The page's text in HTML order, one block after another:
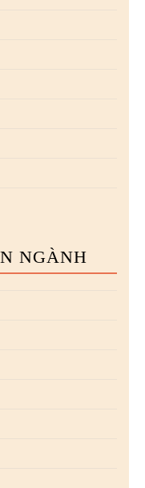
NGÀNH